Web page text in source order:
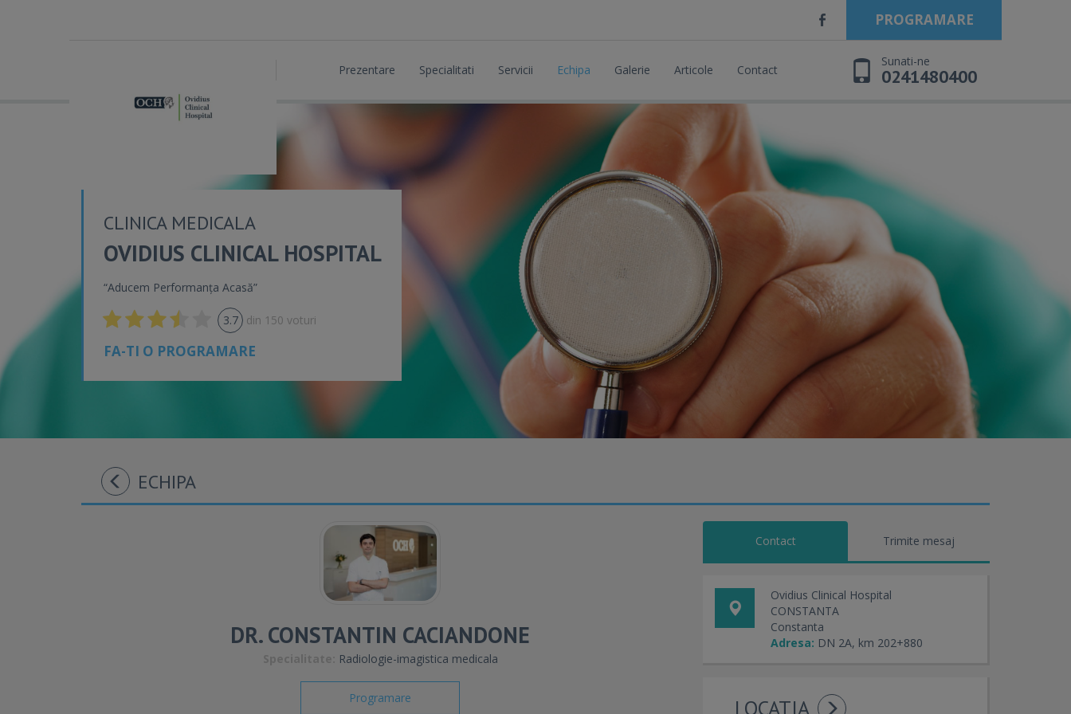
PROGRAMARE
Prezentare Specialitati Servicii Echipa Galerie Articole Contact
Sunati-ne
0241480400
CLINICA MEDICALA
OVIDIUS CLINICAL HOSPITAL
“Aducem Performanța Acasă”
3.7 din 150 voturi
FA-TI O PROGRAMARE
ECHIPA
DR. CONSTANTIN CACIANDONE
Radiologie-imagistica medicala
Programare
Contact Trimite mesaj
Ovidius Clinical Hospital
CONSTANTA
Constanta
Adresa: DN 2A, km 202+880
LOCATIA